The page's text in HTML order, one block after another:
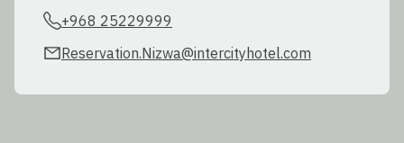
+968 25229999
Reservation.Nizwa@intercityhotel.com